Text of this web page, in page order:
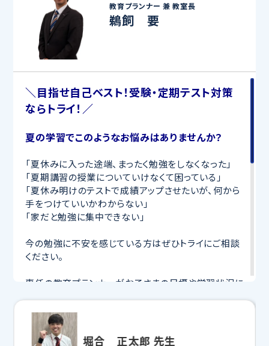
教育プランナー 兼教室長
鵜飼 要
＼目指せ自己ベスト！受験・定期テスト対策
ならトライ！／
夏の学習でこのようなお悩みはありませんか？
「夏休みに入った途端、まったく勉強をしなくなった」
「夏期講習の授業についていけなくて困っている」
「夏休み明けのテストで成績アップさせたいが、何から
手をつけていいかわからない」
「家だと勉強に集中できない」
今の勉強に不安を感じている方はぜひトライにご相談
ください。
専任の教育プランナーがお子さまの目標や学習状況に
寧に教えてくれるから、効率良く成績アップを目指せま
す！
堀合 正太郎 先生